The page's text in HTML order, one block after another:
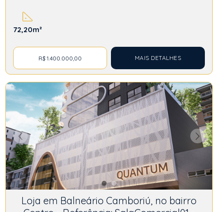
72,20m²
R$ 1.400.000,00 MAIS DETALHES
Loja em Balneário Camboriú, no bairro